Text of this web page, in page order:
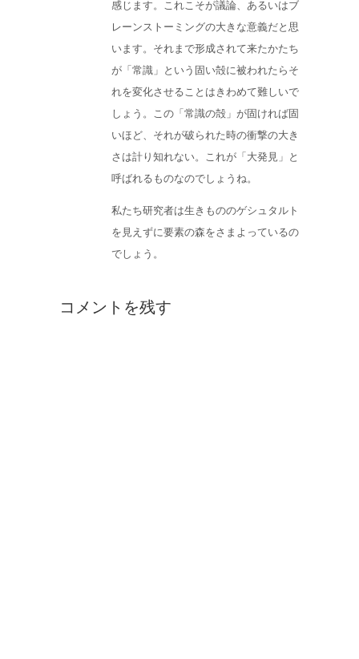
感じます。これこそが議論、あるいはブ
レーンストーミングの大きな意義だと思
います。それまで形成されて来たかたち
が「常識」という固い殻に被われたらそ
れを変化させることはきわめて難しいで
しょう。この「常識の殻」が固ければ固
いほど、それが破られた時の衝撃の大き
さは計り知れない。これが「大発見」と
呼ばれるものなのでしょうね。
私たち研究者は生きもののゲシュタルト
を見えずに要素の森をさまよっているの
でしょう。
コメントを残す